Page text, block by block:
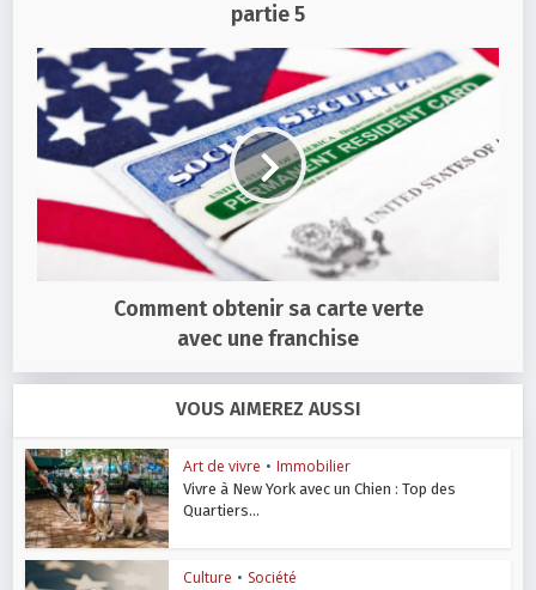
partie 5
Comment obtenir sa carte verte
avec une franchise
VOUS AIMEREZ AUSSI
Art de vivre • Immobilier
Vivre à New York avec un Chien : Top des
Quartiers...
Culture • Société